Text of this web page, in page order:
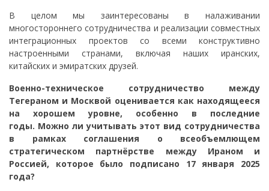
В целом мы заинтересованы в налаживании
многостороннего сотрудничества и реализации совместных
интеграционных проектов со всеми конструктивно
настроенными странами, включая наших иранских,
китайских и эмиратских друзей.
Военно-техническое сотрудничество между
Тегераном и Москвой оценивается как находящееся
на хорошем уровне, особенно в последние
годы. Можно ли учитывать этот вид сотрудничества
в рамках соглашения о всеобъемлющем
стратегическом партнёрстве между Ираном и
Россией, которое было подписано 17 января 2025
года?